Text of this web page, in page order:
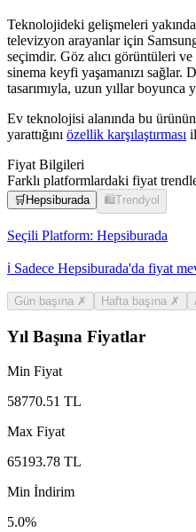
Teknolojideki gelişmeleri
televizyon arayanlar için
seçimdir. Göz alıcı görüntüleri
sinema keyfi yaşamanızı sağlar.
tasarımıyla, uzun yıllar boyunca
Ev teknolojisi alanında bu
yarattığını özellik karşılaştırması
Fiyat Bilgileri
Farklı platformlardaki fiyat
🛒 Hepsiburada 🛍️Trendyol
Seçili Platform: Hepsiburada
ℹ️ Sadece Hepsiburada'da fiyat
Gün başına ✗ Hafta başına ✗
Yıl Başına Fiyatlar
Min Fiyat
58770.51 TL
Max Fiyat
65193.78 TL
Min İndirim
5.0%